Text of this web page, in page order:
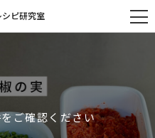
ピ研究室
ご確認ください